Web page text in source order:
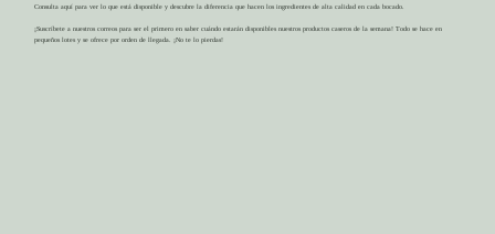
Consulta aquí para ver lo que está disponible y descubre la diferencia que hacen los ingredientes de alta calidad en cada bocado.
¡Suscríbete a nuestros correos para ser el primero en saber cuándo estarán disponibles nuestros productos caseros de la semana! Todo se hace en
pequeños lotes y se ofrece por orden de llegada. ¡No te lo pierdas!